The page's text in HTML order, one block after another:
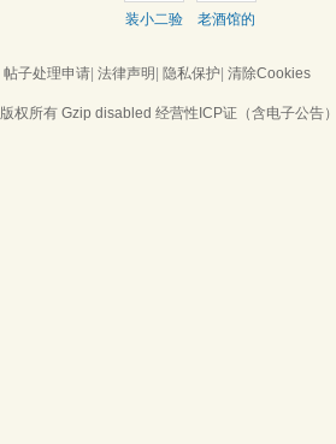
装小二验
老酒馆的
帖子处理申请| 法律声明| 隐私保护| 清除Cookies
版权所有 Gzip disabled 经营性ICP证（含电子公告